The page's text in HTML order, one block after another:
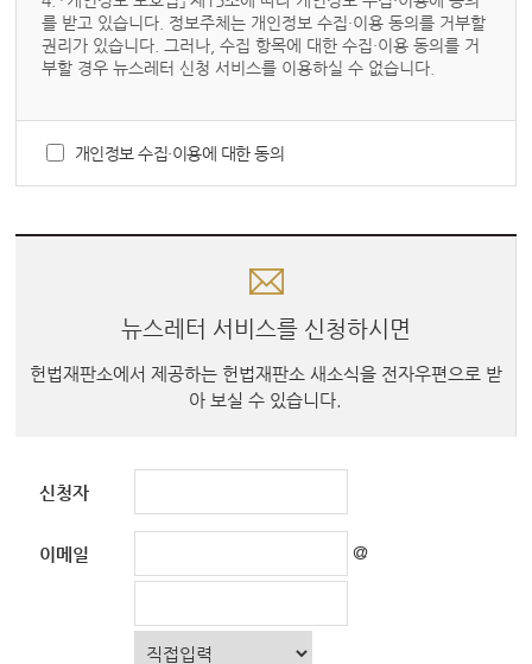
개인정보 수집·이용에 대한 동의
뉴스레터 서비스를 신청하시면
헌법재판소에서 제공하는 헌법재판소 새소식을 전자우편으로 받
아 보실 수 있습니다.
신청자
이메일 @